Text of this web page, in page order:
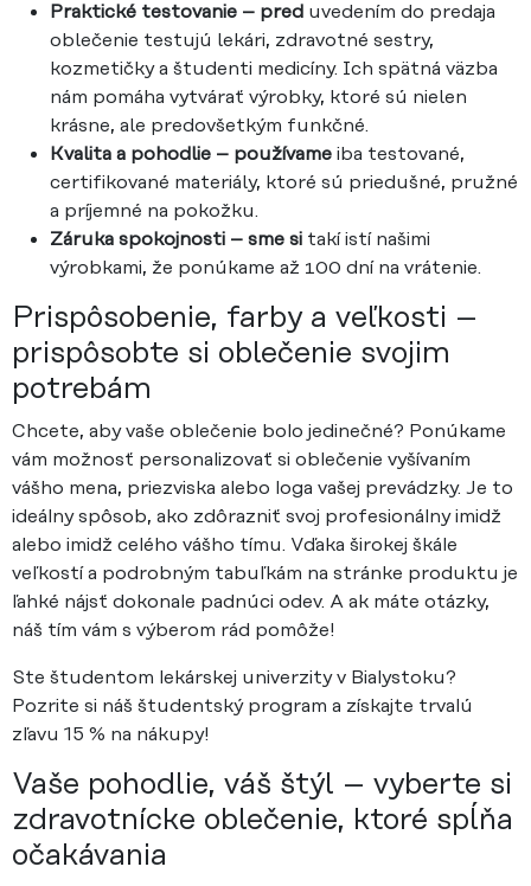
Praktické testovanie – pred uvedením do predaja
oblečenie testujú lekári, zdravotné sestry,
kozmetičky a študenti medicíny. Ich spätná väzba
nám pomáha vytvárať výrobky, ktoré sú nielen
krásne, ale predovšetkým funkčné.
Kvalita a pohodlie – používame iba testované,
certifikované materiály, ktoré sú priedušné, pružné
a príjemné na pokožku.
Záruka spokojnosti – sme si takí istí našimi
výrobkami, že ponúkame až 100 dní na vrátenie.
Prispôsobenie, farby a veľkosti –
prispôsobte si oblečenie svojim
potrebám
Chcete, aby vaše oblečenie bolo jedinečné? Ponúkame
vám možnosť personalizovať si oblečenie vyšívaním
vášho mena, priezviska alebo loga vašej prevádzky. Je to
ideálny spôsob, ako zdôrazniť svoj profesionálny imidž
alebo imidž celého vášho tímu. Vďaka širokej škále
veľkostí a podrobným tabuľkám na stránke produktu je
ľahké nájsť dokonale padnúci odev. A ak máte otázky,
náš tím vám s výberom rád pomôže!
Ste študentom lekárskej univerzity v Bialystoku?
Pozrite si náš študentský program a získajte trvalú
zľavu 15 % na nákupy!
Vaše pohodlie, váš štýl – vyberte si
zdravotnícke oblečenie, ktoré spĺňa
očakávania